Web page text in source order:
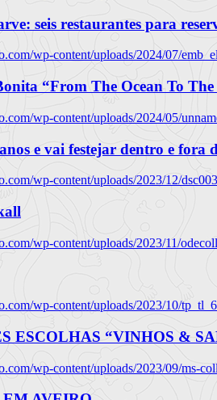
seis restaurantes para
wp-content/uploads/2024/07/
“From The Ocean To The
wp-content/uploads/2024/05/
e vai festejar dentro e fora
wp-content/uploads/2023/12/
wp-content/uploads/2023/11/
wp-content/uploads/2023/10/
ESCOLHAS “VINHOS &
wp-content/uploads/2023/09/ms-